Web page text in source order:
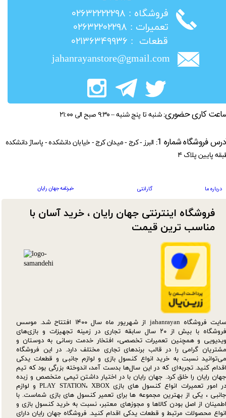
​فروشگاه : ۰۲۶۳۲۲۲۲۲۹۸
​تعمیرات : ۰۲۶۳۲۲۰۲۲۹۸
​قطعات : ۰۲۱۳۶۳۴۹۹۳۶
jahanrayanstore@gmail.com
سایت فروشگاه jahanrayan از شهریور ماه سال ۱۴۰۰ افتتاح شد. موسس
فروشگاه با بیش از ۲۰ سال سابقه تجاری در زمینه تجهیزات و بازی‌های
ویدیویی و همچنین تعمیرات تخصصی، افتخار خدمت رسانی به دوستان و
مشتریان گرامی را در قالب برندهای تجاری مختلف دارد. در این فروشگاه
می‌توانید نسبت به خرید انواع کنسول بازی و لوازم جانبی و قطعات یدکی‌
اقدام کنید. تجربه‌ای که در این سال‌ها بدست آمد، اندوخته بزرگی بود که تیم
جهان رایان را خلق کرد. جهان رایان با در اختیار داشتن تیمی متخصص و زبده
در امور تعمیرات انواع کنسول های بازی PLAY STATION، XBOX و لوازم
جانبی ، یکی از بهترین مجموعه ها برای تعمیر کنسول های بازی شماست. با
اطمینان از اصل بودن کالاها و مجوزهای معتبر، نسبت به خرید کنسول بازی و
انواع محصولات مرتبط و قطعات یدکی اقدام کنید. فروشگاه جهان رایان دارای
فروشگاه اینترنتی جهان رایان ، خرید آسان با
مناسب ترین قیمت​​​​​​​
کاری حضوری: شنبه تا پنج شنبه – ۹:۳۰ صبح الی ۲۱:۰۰
درباره ما گارانتی خبرنامه جهان رایان
فروشگاه شماره 1:
البرز - کرج - میدان کرج - خیابان دانشکده - پاساژ دانشکده
پایین پلاک ۴